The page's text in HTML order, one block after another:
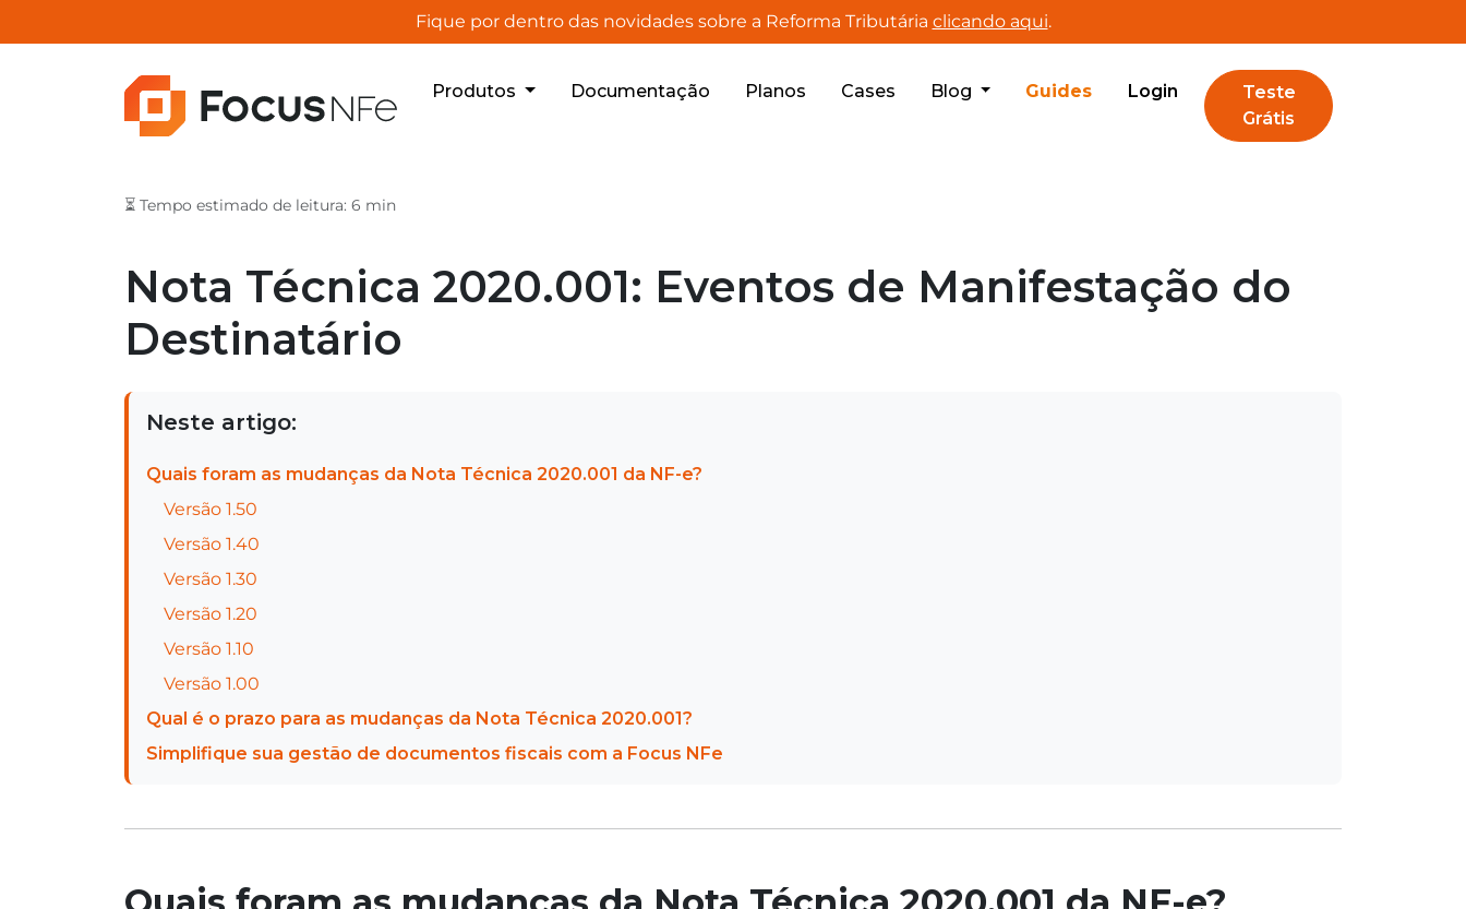
Fique por dentro das novidades sobre a Reforma Tributária clicando aqui.
Produtos Documentação Planos Cases Blog Guides Login
Teste
Grátis
⏳ Tempo estimado de leitura: 6 min
Nota Técnica 2020.001: Eventos de Manifestação do
Destinatário
Neste artigo:
Quais foram as mudanças da Nota Técnica 2020.001 da NF-e?
Versão 1.50
Versão 1.40
Versão 1.30
Versão 1.20
Versão 1.10
Versão 1.00
Qual é o prazo para as mudanças da Nota Técnica 2020.001?
Simplifique sua gestão de documentos fiscais com a Focus NFe